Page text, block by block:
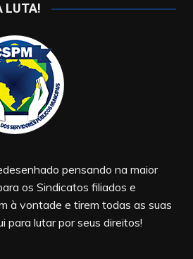
LUTA!
pensando na maior
os Sindicatos filiados e
à vontade e tirem todas as suas
para lutar por seus direitos!